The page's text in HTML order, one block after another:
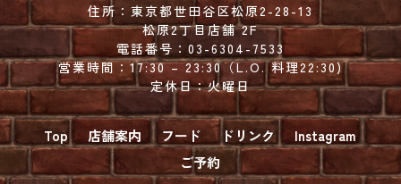
住所： 東京都世田谷区松原2-28-13
松原2丁目店舗 2F
電話番号： 03-6304-7533
営業時間：17:30 – 23:30（L.O. 料理22:30)
定休日：火曜日
Top 店舗案内 フード ドリンク
Instagram
ご予約